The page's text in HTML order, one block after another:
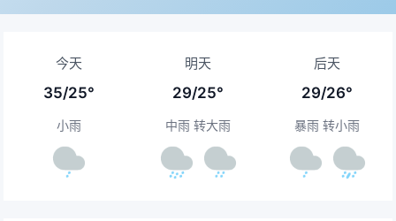
今天
35/25°
小雨
明天
29/25°
中雨 转大雨
后天
29/26°
暴雨 转小雨